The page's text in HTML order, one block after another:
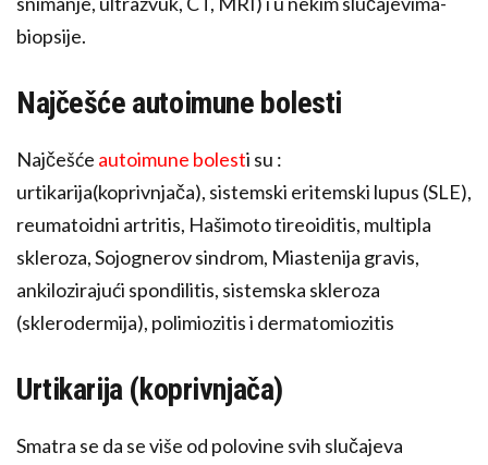
biopsije.
Najčešće autoimune bolesti
Najčešće autoimune bolesti su :
urtikarija(koprivnjača), sistemski eritemski lupus (SLE),
reumatoidni artritis, Hašimoto tireoiditis, multipla
skleroza, Sojognerov sindrom, Miastenija gravis,
ankilozirajući spondilitis, sistemska skleroza
(sklerodermija), polimiozitis i dermatomiozitis
Urtikarija (koprivnjača)
Smatra se da se više od polovine svih slučajeva